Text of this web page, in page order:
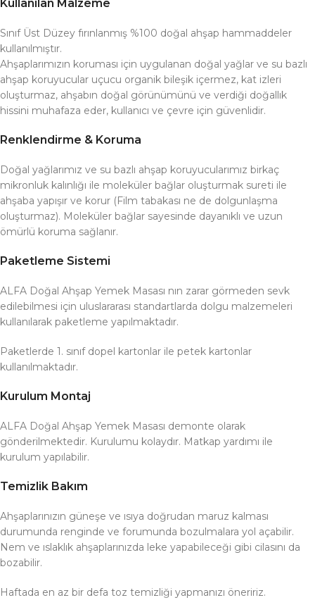
Kullanılan Malzeme
Sınıf Üst Düzey fırınlanmış %100 doğal ahşap hammaddeler
kullanılmıştır.
Ahşaplarımızın koruması için uygulanan doğal yağlar ve su bazlı
ahşap koruyucular uçucu organik bileşik içermez, kat izleri
oluşturmaz, ahşabın doğal görünümünü ve verdiği doğallık
hissini muhafaza eder, kullanıcı ve çevre için güvenlidir.
Renklendirme & Koruma
Doğal yağlarımız ve su bazlı ahşap koruyucularımız birkaç
mikronluk kalınlığı ile moleküler bağlar oluşturmak sureti ile
ahşaba yapışır ve korur (Film tabakası ne de dolgunlaşma
oluşturmaz). Moleküler bağlar sayesinde dayanıklı ve uzun
ömürlü koruma sağlanır.
Paketleme Sistemi
ALFA Doğal Ahşap Yemek Masası nın zarar görmeden sevk
edilebilmesi için uluslararası standartlarda dolgu malzemeleri
kullanılarak paketleme yapılmaktadır.
Paketlerde 1. sınıf dopel kartonlar ile petek kartonlar
kullanılmaktadır.
Kurulum Montaj
ALFA Doğal Ahşap Yemek Masası demonte olarak
gönderilmektedir. Kurulumu kolaydır. Matkap yardımı ile
kurulum yapılabilir.
Temizlik Bakım
Ahşaplarınızın güneşe ve ısıya doğrudan maruz kalması
durumunda renginde ve forumunda bozulmalara yol açabilir.
Nem ve ıslaklık ahşaplarınızda leke yapabileceği gibi cilasını da
bozabilir.
Haftada en az bir defa toz temizliği yapmanızı öneririz.